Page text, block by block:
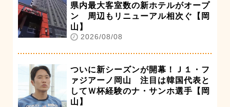
県内最大客室数の新ホテルがオープ
ン 周辺もリニューアル相次ぐ【岡
山】
2026/08/08
ついに新シーズンが開幕！Ｊ１・フ
ァジアーノ岡山 注目は韓国代表と
してＷ杯経験のナ・サンホ選手【岡
山】